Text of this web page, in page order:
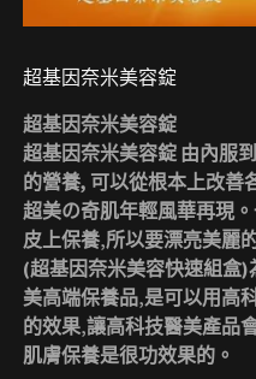
超基因奈米美容錠
超基因奈米美容錠
超基因奈米美容錠 由內服
的營養, 可以從根本上改善
超美の奇肌年輕風華再現
皮上保養‚所以要漂亮美麗
(超基因奈米美容快速組盒
美高端保養品‚是可以用高
的效果‚讓高科技醫美產品
肌膚保養是很功效果的。